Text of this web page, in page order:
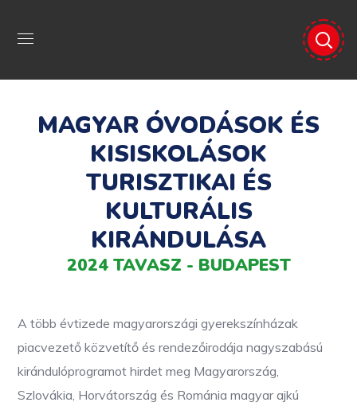
MAGYAR ÓVODÁSOK ÉS
KISISKOLÁSOK
TURISZTIKAI ÉS
KULTURÁLIS
KIRÁNDULÁSA
2024 TAVASZ - BUDAPEST
A több évtizede magyarországi gyerekszínházak
piacvezető közvetítő és rendezőirodája nagyszabású
kirándulóprogramot hirdet meg Magyarország,
Szlovákia, Horvátország és Románia magyar ajkú